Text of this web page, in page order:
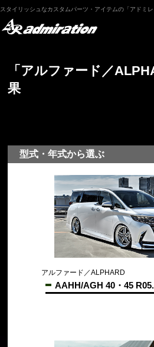
スタイリッシュなカスタムパーツ・アイテムの「アドミレ
「アルファード／
果
型式・年式から選ぶ
アルファード／ALPHARD
AAHH/AGH 40・45